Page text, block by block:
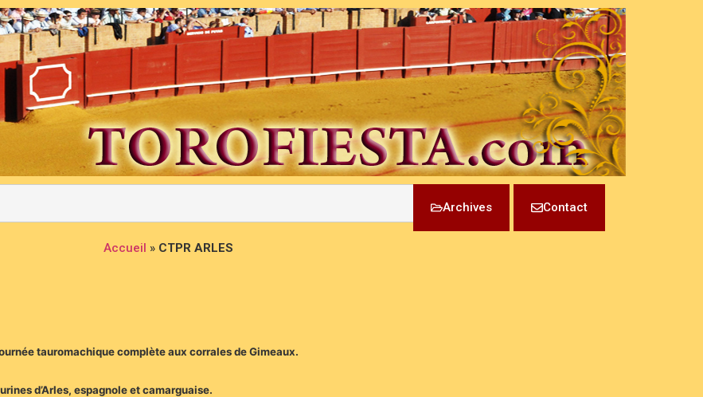
Archives Contact
Accueil » CTPR ARLES
tauromachique complète aux corrales de Gimeaux.
d’Arles, espagnole et camarguaise.